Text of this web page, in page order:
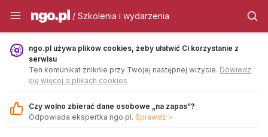
Szkolenia i wydarzenia - ngo.pl
/ Szkolenia i wydarzenia
ngo.pl używa plików cookies, żeby ułatwić Ci korzystanie z
serwisu
Ten komunikat zniknie przy Twojej następnej wizycie. Dowiedz
się więcej o plikach cookies
Czy wolno zbierać dane osobowe „na zapas”?
Odpowiada ekspertka ngo.pl. Sprawdź >